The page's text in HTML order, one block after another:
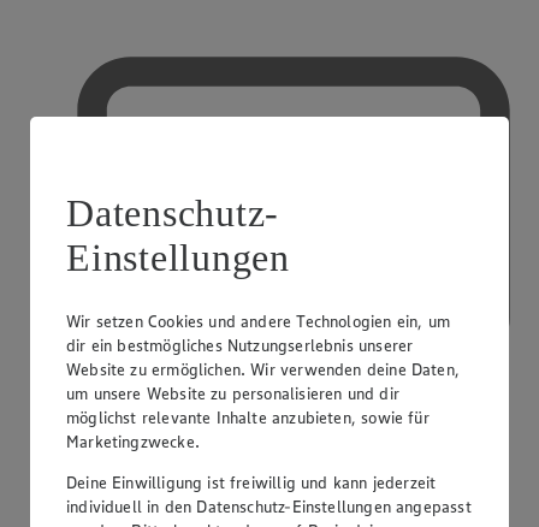
Kreditkarte akzeptiert
Datenschutz-
Einstellungen
Wir setzen Cookies und andere Technologien ein, um
dir ein bestmögliches Nutzungserlebnis unserer
Website zu ermöglichen. Wir verwenden deine Daten,
um unsere Website zu personalisieren und dir
möglichst relevante Inhalte anzubieten, sowie für
Marketingzwecke.
Deine Einwilligung ist freiwillig und kann jederzeit
individuell in den Datenschutz-Einstellungen angepasst